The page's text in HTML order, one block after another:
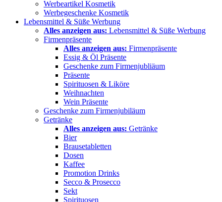
Werbeartikel Kosmetik
Werbegeschenke Kosmetik
Lebensmittel & Süße Werbung
Alles anzeigen aus: Lebensmittel & Süße Werbung
Firmenpräsente
Alles anzeigen aus: Firmenpräsente
Essig & Öl Präsente
Geschenke zum Firmenjubliäum
Präsente
Spirituosen & Liköre
Weihnachten
Wein Präsente
Geschenke zum Firmenjubiläum
Getränke
Alles anzeigen aus: Getränke
Bier
Brausetabletten
Dosen
Kaffee
Promotion Drinks
Secco & Prosecco
Sekt
Spirituosen